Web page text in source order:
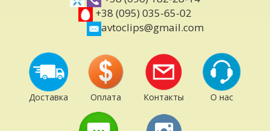
+38 (095) 035-65-02
avtoclips@gmail.com
Доставка Оплата Контакты О нас